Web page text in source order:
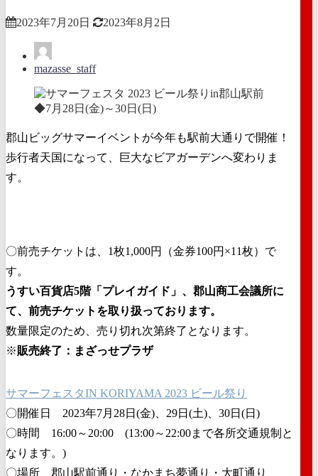
2023年7月20日 2023年8月2日
mazasse_staff
郡山ビッグサマーイベントが今年も駅前大通りで開催！
歩行者天国になって、巨大なビアガーデンへ変わりま
す。
〇前売チケットは、1枚1,000円（金券100円×11枚）で
す。
うすい百貨店5階「プレイガイド」、郡山商工会議所に
て、前売チケットを取り扱っております。
数量限定のため、売り切れ次第終了となります。
※販売終了：まざっせプラザ
サマーフェスタIN KORIYAMA 2023 ビール祭り
〇開催日 2023年7月28日(金)、29日(土)、30日(日)
〇時間 16:00～20:00 (13:00～22:00まで各所交通規制と
なります。)
〇場所 郡山駅前通り・なかまち夢通り・大町通り